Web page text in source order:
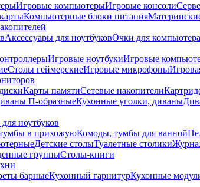
Игровые компьютерыИгровые консоли
Компьютерные блоки питания
Аксессуары для ноутбуковОчки для компьютера
Игровые ноутбукиИгровые
Столы геймерскиеИгровые микрофоны
Карты памятиСетевые накопители
П-образныеКухонные уголки, диваны
ноутбуков
в прихожуюКомоды, тумбы для ванной
Детские столыТуалетные столики
группыСтолы-книги
барныеКухонный гарнитурКухонные